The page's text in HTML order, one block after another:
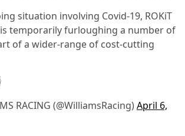
situation involving Covid-19, ROKiT
temporarily furloughing a number of
of a wider-range of cost-cutting
RACING (@WilliamsRacing)April 6,